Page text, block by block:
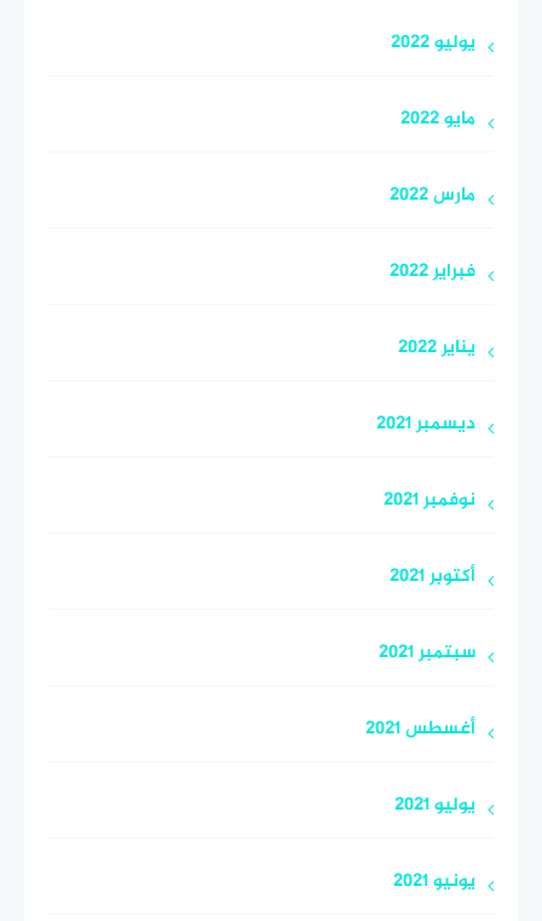
يوليو 2022
مايو 2022
مارس 2022
فبراير 2022
يناير 2022
ديسمبر 2021
نوفمبر 2021
أكتوبر 2021
سبتمبر 2021
أغسطس 2021
يوليو 2021
يونيو 2021